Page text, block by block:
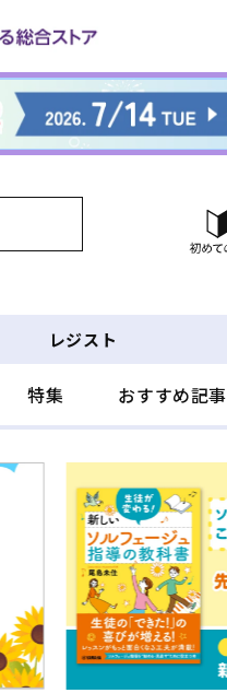
特集 おすすめ記事
レジスト